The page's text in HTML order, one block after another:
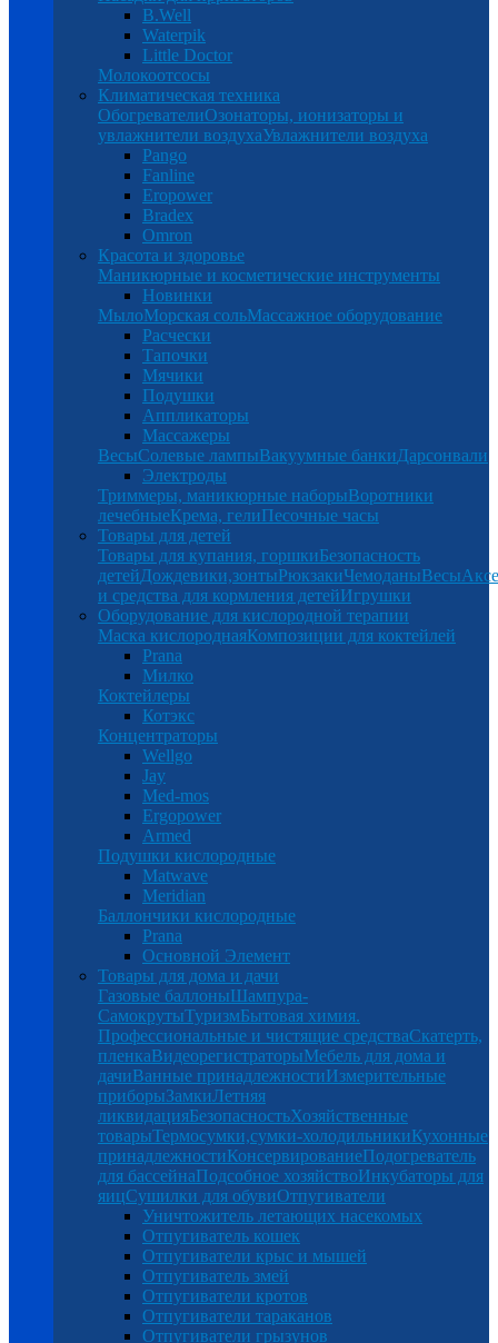
B.Well
Waterpik
Little Doctor
Молокоотсосы
Климатическая техника
ОбогревателиОзонаторы, ионизаторы и
увлажнители воздухаУвлажнители воздуха
Pango
Fanline
Eropower
Bradex
Omron
Красота и здоровье
Маникюрные и косметические инструменты
Новинки
МылоМорская сольМассажное оборудование
Расчески
Тапочки
Мячики
Подушки
Аппликаторы
Массажеры
ВесыСолевые лампыВакуумные банкиДарсонвали
Электроды
Триммеры, маникюрные наборыВоротники
лечебныеКрема, гелиПесочные часы
Товары для детей
Товары для купания, горшкиБезопасность
детейДождевики,зонтыРюкзакиЧемоданыВесы
и средства для кормления детейИгрушки
Оборудование для кислородной терапии
Маска кислороднаяКомпозиции для коктейлей
Prana
Милко
Коктейлеры
Котэкс
Концентраторы
Wellgo
Jay
Med-mos
Ergopower
Armed
Подушки кислородные
Matwave
Meridian
Баллончики кислородные
Prana
Основной Элемент
Товары для дома и дачи
Газовые баллоныШампура-
СамокрутыТуризмБытовая химия.
Профессиональные и чистящие средстваСкатерть,
пленкаВидеорегистраторыМебель для дома и
дачиВанные принадлежностиИзмерительные
приборыЗамкиЛетняя
ликвидацияБезопасностьХозяйственные
товарыТермосумки,сумки-холодильникиКухонные
принадлежностиКонсервированиеПодогреватель
для бассейнаПодсобное хозяйствоИнкубаторы для
яицСушилки для обувиОтпугиватели
Уничтожитель летающих насекомых
Отпугиватель кошек
Отпугиватели крыс и мышей
Отпугиватель змей
Отпугиватели кротов
Отпугиватели тараканов
Отпугиватели грызунов